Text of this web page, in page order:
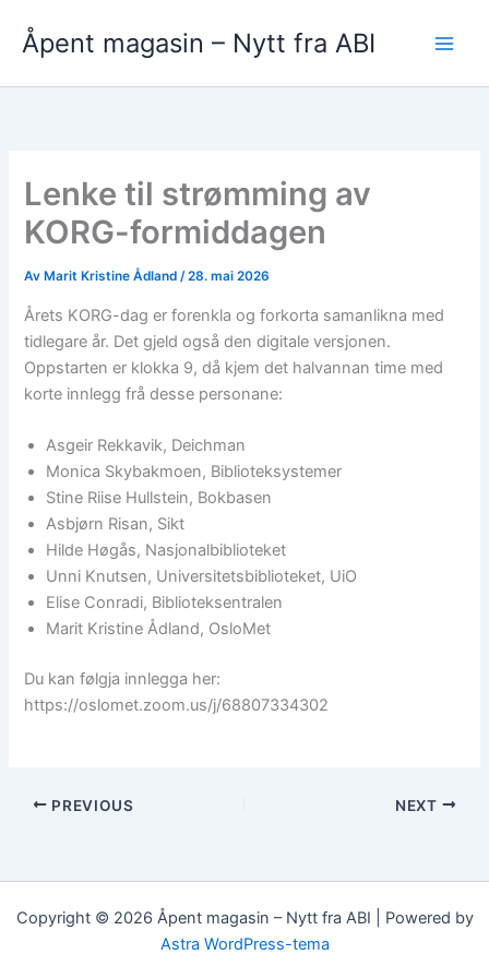
innholdet
Åpent magasin – Nytt fra ABI
Lenke til strømming av
KORG-formiddagen
Av Marit Kristine Ådland/28. mai 2026
Årets KORG-dag er forenkla og forkorta samanlikna med
tidlegare år. Det gjeld også den digitale versjonen.
Oppstarten er klokka 9, då kjem det halvannan time med
korte innlegg frå desse personane:
Asgeir Rekkavik, Deichman
Monica Skybakmoen, Biblioteksystemer
Stine Riise Hullstein, Bokbasen
Asbjørn Risan, Sikt
Hilde Høgås, Nasjonalbiblioteket
Unni Knutsen, Universitetsbiblioteket, UiO
Elise Conradi, Biblioteksentralen
Marit Kristine Ådland, OsloMet
Du kan følgja innlegga her:
https://oslomet.zoom.us/j/68807334302
PREVIOUS NEXT
Copyright © 2026 Åpent magasin – Nytt fra ABI | Powered by
Astra WordPress-tema